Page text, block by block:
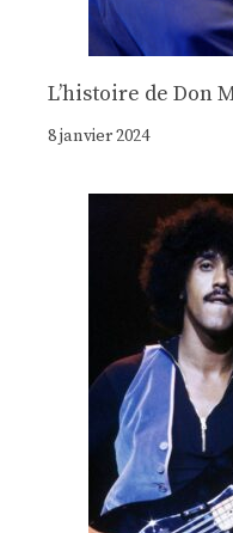
Lʼhistoire de Don
8 janvier 2024